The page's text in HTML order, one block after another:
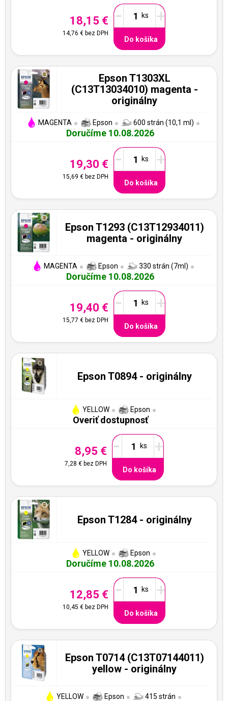
18,15 €
14,76 € bez DPH
- +
Do košíka
Epson T1303XL
(C13T13034010) magenta -
originálny
MAGENTA Epson 600 strán (10,1 ml)
Doručíme 10.08.2026
19,30 €
15,69 € bez DPH
- +
Do košíka
Epson T1293 (C13T12934011)
magenta - originálny
MAGENTA Epson 330 strán (7ml)
Doručíme 10.08.2026
19,40 €
15,77 € bez DPH
- +
Do košíka
Epson T0894 - originálny
YELLOW Epson
Overiť dostupnosť
8,95 €
7,28 €bez DPH
- +
Do košíka
Epson T1284 - originálny
YELLOW Epson
Doručíme 10.08.2026
12,85 €
10,45 € bez DPH
- +
Do košíka
Epson T0714 (C13T07144011)
yellow - originálny
YELLOW Epson 415 strán